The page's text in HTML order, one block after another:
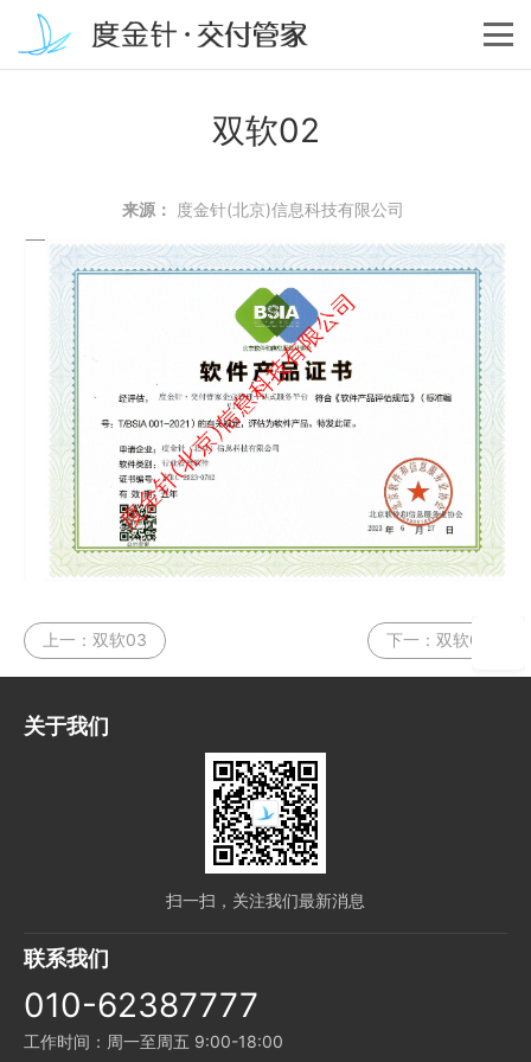
双软02
来源： 度金针(北京)信息科技有限公司
上一： 双软03 下一： 双软01
关于我们
扫一扫，关注我们最新消息
联系我们
010-62387777
工作时间：周一至周五 9:00-18:00